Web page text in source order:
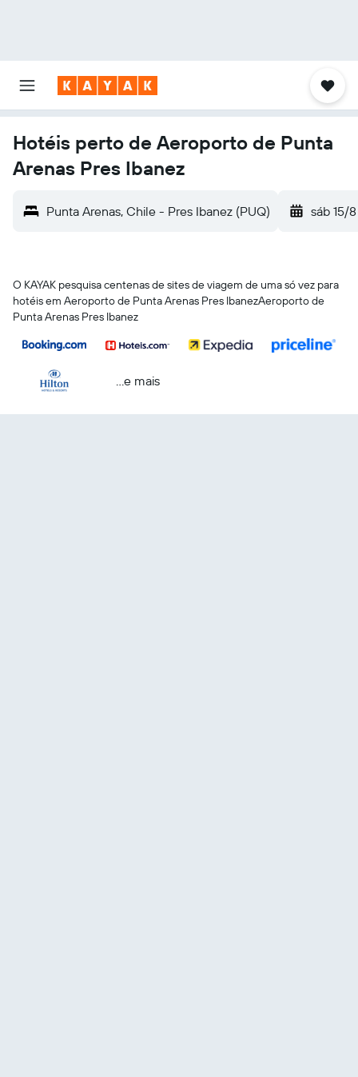
Hotéis perto de Aeroporto de Punta
Arenas Pres Ibanez
Punta Arenas, Chile - Pres Ibanez (PUQ) sáb 15/8
O KAYAK pesquisa centenas de sites de viagem de uma só vez para
hotéis em Aeroporto de Punta Arenas Pres IbanezAeroporto de
Punta Arenas Pres Ibanez
...e mais